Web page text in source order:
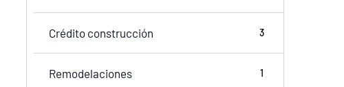
Crédito construcción 3
Remodelaciones 1